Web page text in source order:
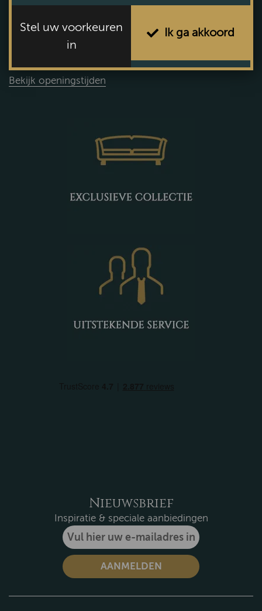
Plan uw route
Vandaag geopend tot 17:00
Bekijk openingstijden
Nieuwsbrief
Inspiratie & speciale aanbiedingen
Stel uw voorkeuren
in
Ik ga akkoord